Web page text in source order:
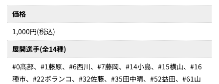
価格
1,000円(税込)
展開選手(全14種)
#0髙部、#1藤原、#6西川、#7藤岡、#14小島、#15横山、#16
種市、#22ポランコ、#32佐藤、#35田中晴、#52益田、#61山